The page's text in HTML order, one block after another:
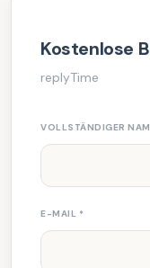
Kostenlose
replyTime
VOLLSTÄNDIGER
E-MAIL *